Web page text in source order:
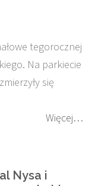
tegorocznej
Na parkiecie
się
Więcej…
Nysa i